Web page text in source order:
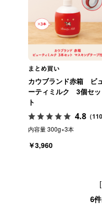
カウブランド赤箱 ビ
ーティミルク 3個セッ
ト
4.8（110
内容量 300g×3本
￥3,960
6